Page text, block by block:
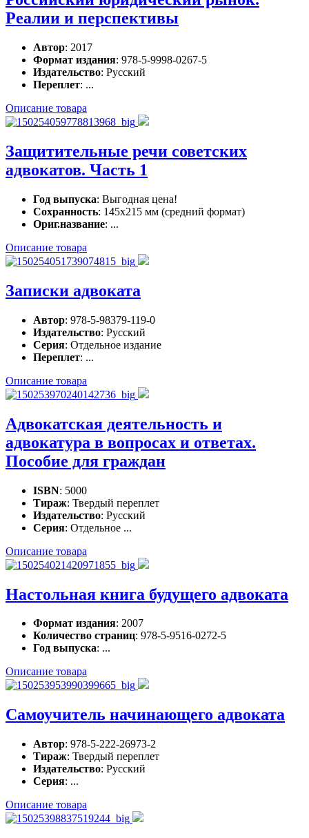
Реалии и перспективы
Автор: 2017
Формат издания: 978-5-9998-0267-5
Издательство: Русский
Переплет: ...
Описание товара
Защитительные речи советских
адвокатов. Часть 1
Год выпуска: Выгодная цена!
Сохранность: 145х215 мм (средний формат)
Ориг.название: ...
Описание товара
Записки адвоката
Автор: 978-5-98379-119-0
Издательство: Русский
Серия: Отдельное издание
Переплет: ...
Описание товара
Адвокатская деятельность и
адвокатура в вопросах и ответах.
Пособие для граждан
ISBN: 5000
Тираж: Твердый переплет
Издательство: Русский
Серия: Отдельное ...
Описание товара
Настольная книга будущего адвоката
Формат издания: 2007
Количество страниц: 978-5-9516-0272-5
Год выпуска: ...
Описание товара
Самоучитель начинающего адвоката
Автор: 978-5-222-26973-2
Тираж: Твердый переплет
Издательство: Русский
Серия: ...
Описание товара